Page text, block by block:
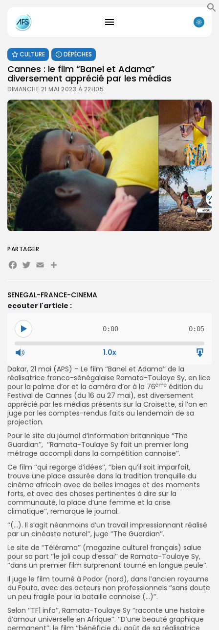
FR
CULTURE DÉPÊCHES
Cannes : le film “Banel et Adama”
diversement apprécié par les médias
DIMANCHE 21 MAI 2023 À 22H05
SENEGAL-FRANCE-CINEMA
ecouter l'article :
0:00 0:05
1.0x
Dakar, 21 mai (APS) – Le film ‘’Banel et Adama’’ de la
réalisatrice franco-sénégalaise Ramata-Toulaye Sy, en lice
pour la palme d’or et la caméra d’or à la 76ème édition du
Festival de Cannes (du 16 au 27 mai), est diversement
apprécié par les médias présents sur la Croisette, si l’on en
juge par les comptes-rendus faits au lendemain de sa
projection.
Pour le site du journal d’information britannique ‘’The
Guardian’’, ‘’Ramata-Toulaye Sy fait un premier long
métrage accompli dans la compétition cannoise’’.
Ce film ‘’qui regorge d’idées’’, ‘’bien qu’il soit imparfait,
trouve une place assurée dans la tradition tranquille du
cinéma africain avec de belles images et des moments
forts, et avec des choses pertinentes à dire sur la
communauté, la place d’une femme et la crise
climatique’’, remarque le journal.
‘’(…). Il s’agit néanmoins d’un travail impressionnant réalisé
par un cinéaste naturel’’, juge ‘’The Guardian’’.
Le site de ‘’Télérama’’ (magazine culturel français) salue
pour sa part ‘’le joli coup d’essai’’ de Ramata-Toulaye Sy,
‘’dans un premier film surprenant tourné en langue peule’’.
Il juge le film tourné à Podor (nord), dans l’ancien royaume
du Fouta, avec des acteurs non professionnels ‘’sans doute
un peu fragile pour la bataille cannoise (…)’’.
Selon ‘’TF1 info’’, Ramata-Toulaye Sy ‘’raconte une histoire
d’amour universelle en Afrique’’. ‘’D’une beauté graphique
permanent’’, le film ‘’bénéficie du goût de sa réalisatrice
PARTAGER
Facebook
Twitter
EmailPartager